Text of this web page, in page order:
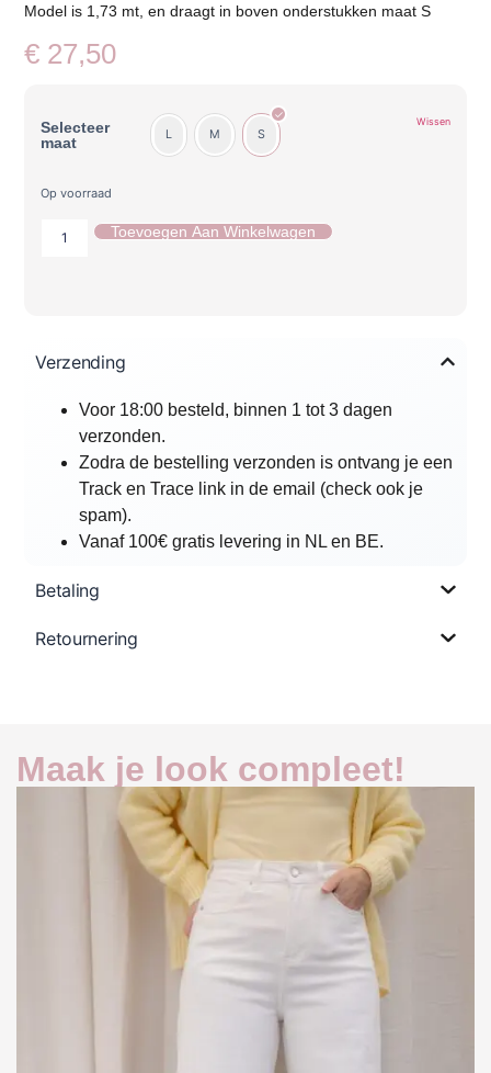
Model is 1,73 mt, en draagt in boven onderstukken maat S
€ 27,50
Selecteer
maat
L M S
Wissen
Op voorraad
Toevoegen Aan Winkelwagen
Verzending
Voor 18:00 besteld, binnen 1 tot 3 dagen
verzonden.
Zodra de bestelling verzonden is ontvang je een
Track en Trace link in de email (check ook je
spam).
Vanaf 100€ gratis levering in NL en BE.
Betaling
Retournering
Maak je look compleet!